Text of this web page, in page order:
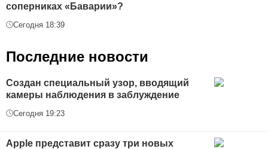
соперниках «Баварии»?
Сегодня 18:39
Последние новости
Создан специальный узор, вводящий
камеры наблюдения в заблуждение
Сегодня 19:23
Apple представит сразу три новых